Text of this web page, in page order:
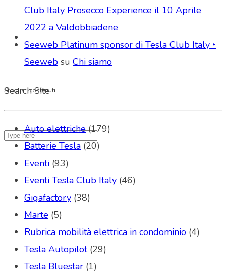
Search Site
Club Italy Prosecco Experience il 10 Aprile
2022 a Valdobbiadene
Seeweb Platinum sponsor di Tesla Club Italy ‣
Seeweb su Chi siamo
Sfoglia i contenuti
Auto elettriche(179)
Batterie Tesla (20)
Eventi (93)
Eventi Tesla Club Italy (46)
Gigafactory (38)
Marte (5)
Rubrica mobilità elettrica in condominio (4)
Tesla Autopilot(29)
Tesla Bluestar (1)